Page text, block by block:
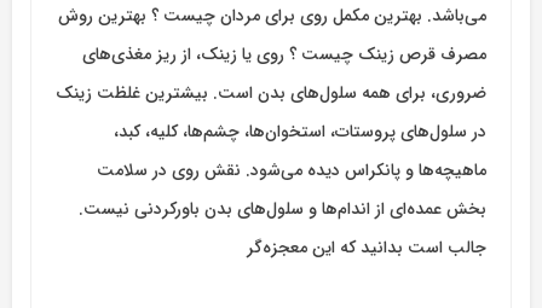
می‌باشد. بهترین مکمل روی برای مردان چیست ؟ بهترین روش
مصرف قرص زینک چیست ؟ روی یا زینک، از ریز مغذی‌های
ضروری، برای همه سلول‌های بدن است. بیشترین غلظت زینک
در سلول‌های پروستات، استخوان‌ها، چشم‌ها، کلیه، کبد،
ماهیچه‌ها و پانکراس دیده می‌شود. نقش روی در سلامت
بخش عمده‌ای از اندام‌ها و سلول‌های بدن باورکردنی نیست.
جالب است بدانید که این معجزه‌گر